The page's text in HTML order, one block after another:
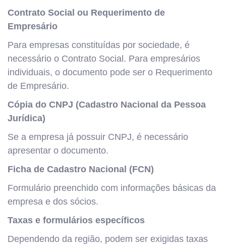
Contrato Social ou Requerimento de
Empresário
Para empresas constituídas por sociedade, é
necessário o Contrato Social. Para empresários
individuais, o documento pode ser o Requerimento
de Empresário.
Cópia do CNPJ (Cadastro Nacional da Pessoa
Jurídica)
Se a empresa já possuir CNPJ, é necessário
apresentar o documento.
Ficha de Cadastro Nacional (FCN)
Formulário preenchido com informações básicas da
empresa e dos sócios.
Taxas e formulários específicos
Dependendo da região, podem ser exigidas taxas